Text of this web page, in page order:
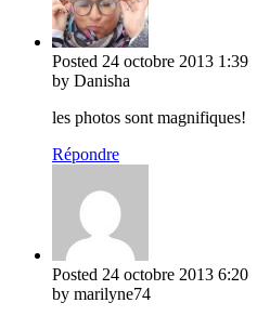
Posted 24 octobre 2013 1:39
by Danisha
les photos sont magnifiques!
Répondre
Posted 24 octobre 2013 6:20
by marilyne74